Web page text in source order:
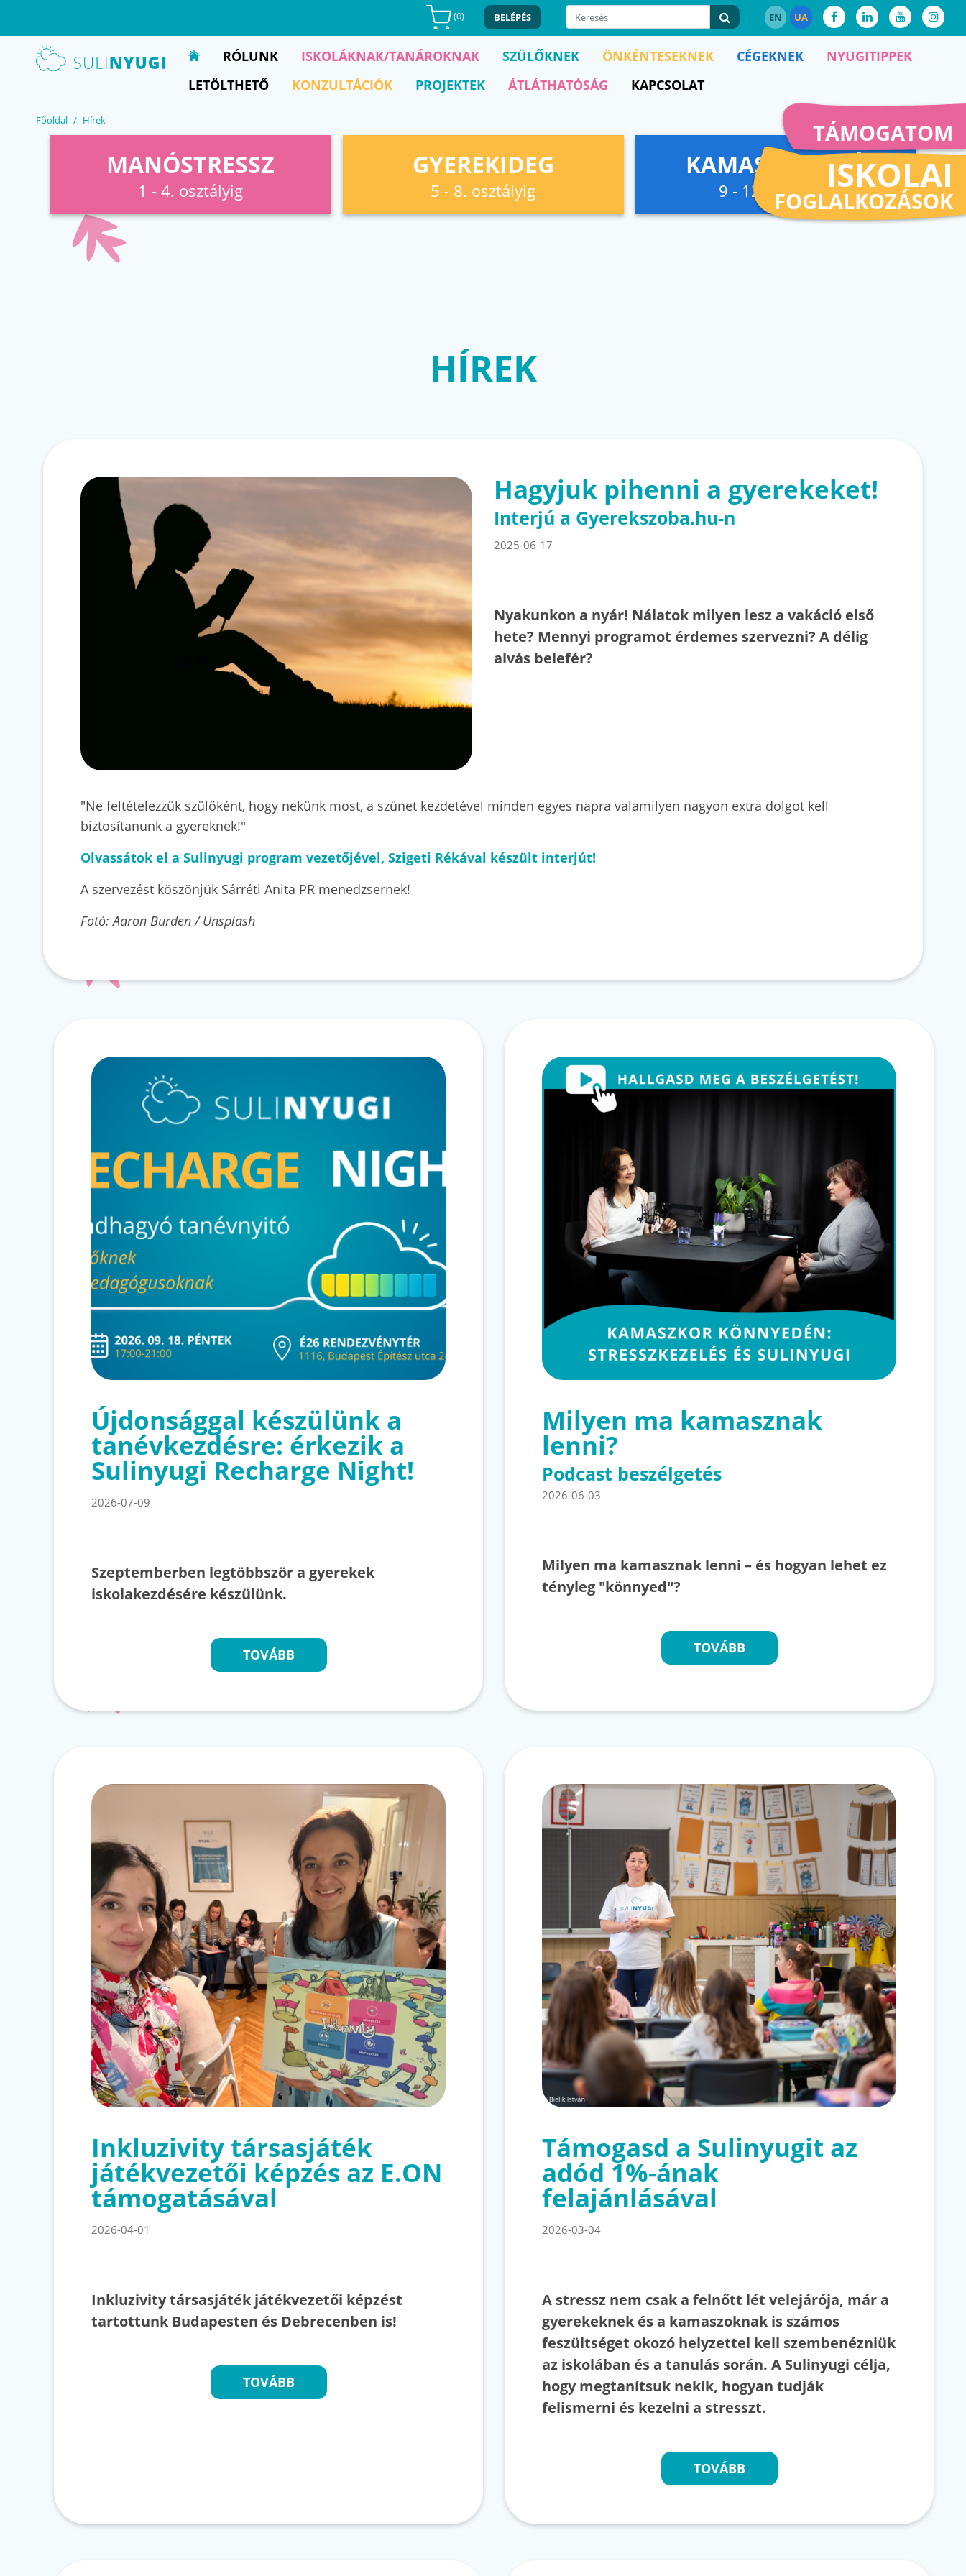
(0) BELÉPÉS EN UA
TÁMOGATOM
ISKOLAI
FOGLALKOZÁSOK
RÓLUNK ISKOLÁKNAK/TANÁROKNAK SZÜLŐKNEK ÖNKÉNTESEKNEK CÉGEKNEK
NYUGITIPPEK
LETÖLTHETŐ
KONZULTÁCIÓK PROJEKTEK ÁTLÁTHATÓSÁG KAPCSOLAT
Főoldal Hírek
MANÓSTRESSZ
1 - 4. osztályig
GYEREKIDEG
5 - 8. osztályig
KAMASZFESZKÓ
9 - 12. osztályig
HÍREK
Hagyjuk pihenni a gyerekeket!
Interjú a Gyerekszoba.hu-n
2025-06-17
Nyakunkon a nyár! Nálatok milyen lesz a vakáció első
hete? Mennyi programot érdemes szervezni? A délig
alvás belefér?
"Ne feltételezzük szülőként, hogy nekünk most, a szünet kezdetével minden egyes napra valamilyen nagyon extra dolgot kell
biztosítanunk a gyereknek!"
Olvassátok el a Sulinyugi program vezetőjével, Szigeti Rékával készült interjút!
A szervezést köszönjük Sárréti Anita PR menedzsernek!
Fotó: Aaron Burden / Unsplash
Újdonsággal készülünk a
tanévkezdésre: érkezik a
Sulinyugi Recharge Night!
2026-07-09
Szeptemberben legtöbbször a gyerekek
iskolakezdésére készülünk.
TOVÁBB
Milyen ma kamasznak
lenni?
Podcast beszélgetés
2026-06-03
Milyen ma kamasznak lenni – és hogyan lehet ez
tényleg "könnyed"?
TOVÁBB
Inkluzivity társasjáték
játékvezetői képzés az E.ON
támogatásával
2026-04-01
Inkluzivity társasjáték játékvezetői képzést
tartottunk Budapesten és Debrecenben is!
TOVÁBB
Támogasd a Sulinyugit az
adód 1%-ának
felajánlásával
2026-03-04
A stressz nem csak a felnőtt lét velejárója, már a
gyerekeknek és a kamaszoknak is számos
feszültséget okozó helyzettel kell szembenézniük
az iskolában és a tanulás során. A Sulinyugi célja,
hogy megtanítsuk nekik, hogyan tudják
felismerni és kezelni a stresszt.
TOVÁBB